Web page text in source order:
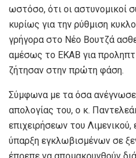
ωστόσο, ότι οι αστυνομικοί
κυρίως για την ρύθμιση
γρήγορα στο Νέο Βουτζά
αμέσως το ΕΚΑΒ για
ζήτησαν στην πρώτη φάση.
Σύμφωνα με τα όσα ανέγνωσε
απολογίας του, ο κ.
επιχειρήσεων του Λιμενικού,
ύπαρξη εγκλωβισμένων σε
έπρεπε να απομακρυνθούν